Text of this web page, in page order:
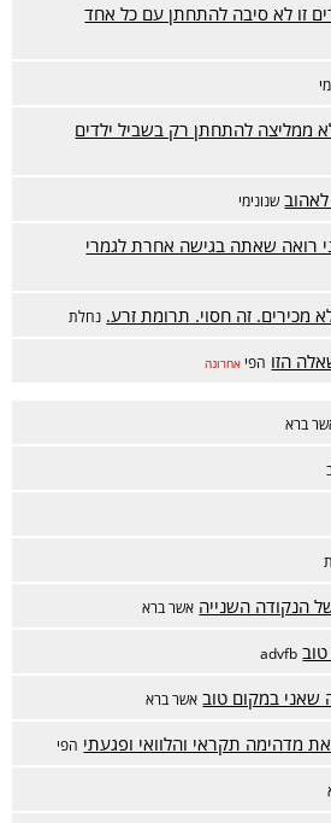
זו לא סיבה להתחתן עם כל אחד
ממליצה להתחתן רק בשביל ילדים
שנונימי
רואה שאתה בגישה אחרת לגמרי
מכירים. זה חסוי. תרומת זרע. נחלת
הזו הפי אחרונה
ברא
הנקודה השנייה אשר ברא
advfb
שאני במקום טוב אשר ברא
את מדהימה תקראי והלוואי ופגעתי הפי